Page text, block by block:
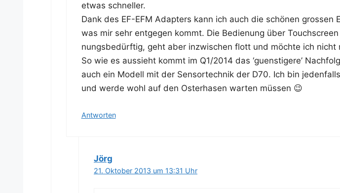
etwas schneller.
Dank des EF-EFM Adap­ters kann ich auch die schö­nen gros­sen
was mir sehr ent­ge­gen kommt. Die Bedie­nung über
nungs­be­dürf­tig, geht aber inzwi­schen flott und möch­te ich nicht
So wie es aus­sieht kommt im Q1/2014 das ‘guens­ti­ge­re’
auch ein Modell mit der Sen­sor­tech­nik der D70. Ich bin
und wer­de wohl auf den Oster­ha­sen war­ten müssen 😉
Antworten
Jörg
21. Oktober 2013 um 13:31 Uhr